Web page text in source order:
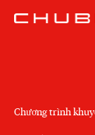
Chương trình